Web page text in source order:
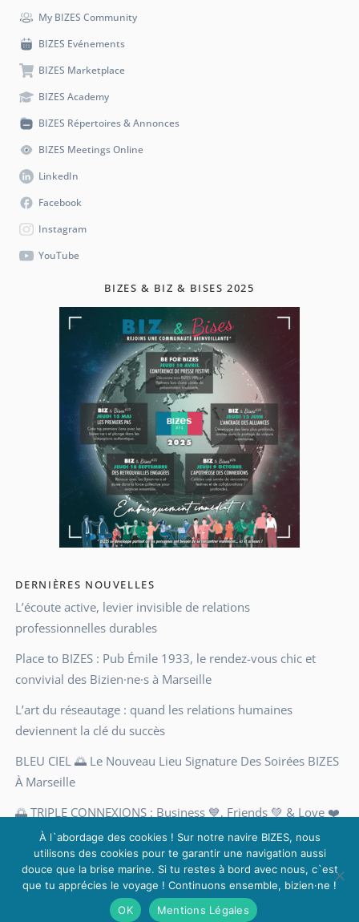
My BIZES Community
BIZES Evénements
BIZES Marketplace
BIZES Academy
BIZES Répertoires & Annonces
BIZES Meetings Online
LinkedIn
Facebook
Instagram
YouTube
BIZES & BIZ & BISES 2025
DERNIÈRES NOUVELLES
L’écoute active, levier invisible de relations
professionnelles durables
Place to BIZES : Pub Émile 1933, le rendez-vous chic et
convivial des Bizien·ne·s à Marseille
L’art du réseautage : quand les relations humaines
deviennent la clé du succès
BLEU CIEL 🌅 Le Nouveau Lieu Signature Des Soirées BIZES
À Marseille
🌅 TRIPLE CONNEXIONS : Business 💙, Friends 💚 & Love ❤️
Une soirée pas comme les autres, à Marseille
BIZES ❤ BIZ & Bises © 2017-2025 | Agence WEB :AMBA |
Mentions Légales & CGU
À l`abordage des cookies ! Sur notre navire BIZES, nous
utilisons des cookies pour te garantir une navigation aussi
douce que la brise marine. Si tu restes à bord avec nous, c`est
que tu apprécies le voyage ! Continuons ensemble, bizien·ne !
OK
Mentions Légales